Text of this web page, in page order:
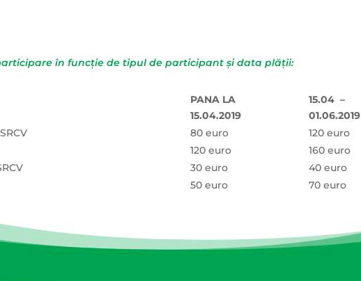
în funcție de tipul de participant și data plății:
PANA LA
15.04.2019
15.04 –
01.06.2019
80 euro 120 euro
120 euro 160 euro
30 euro 40 euro
50 euro 70 euro